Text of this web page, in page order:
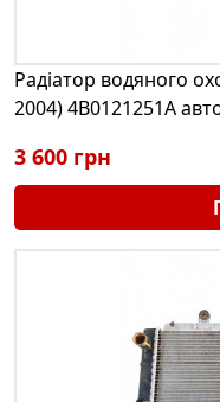
Радіатор водяного
2004) 4B0121251A
3 600 грн